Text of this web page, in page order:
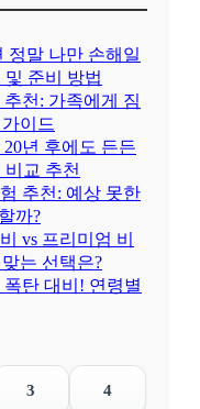
정말 나만 손해일
준비 방법
천: 가족에게 짐
이드
년 후에도 든든
비교 추천
추천: 예상 못한
까?
vs 프리미엄 비
는 선택은?
폭탄 대비! 연령별
3 4